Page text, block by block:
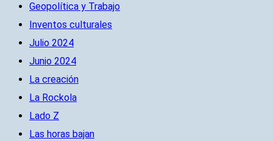
Geopolítica y Trabajo
Inventos culturales
Julio 2024
Junio 2024
La creación
La Rockola
Lado Z
Las horas bajan